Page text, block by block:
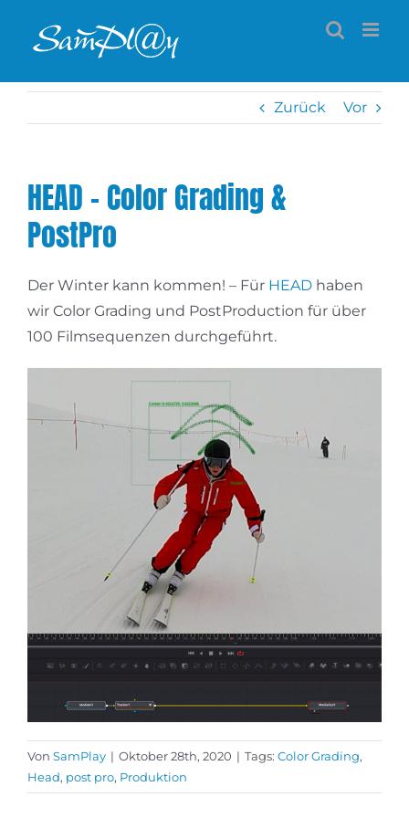
Inhalt
Zurück Vor
HEAD – Color Grading &
PostPro
Der Winter kann kommen! – Für HEAD haben
wir Color Grading und PostProduction für über
100 Filmsequenzen durchgeführt.
Von SamPlay | Oktober 28th, 2020 | Tags: Color Grading,
Head, post pro, Produktion